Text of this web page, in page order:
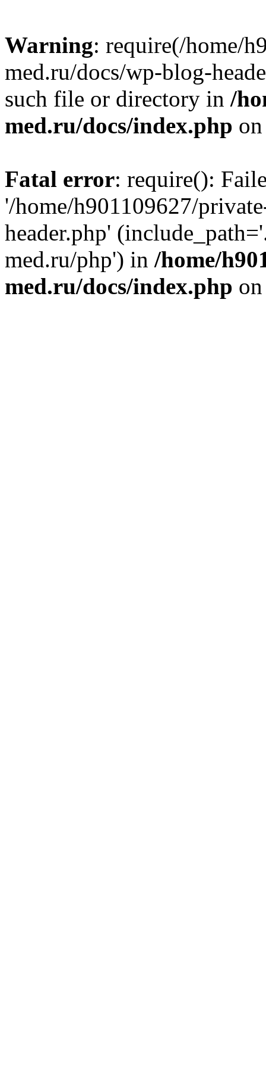
Warning: require(/home/
med.ru/docs/wp-blog-
such file or directory in /
med.ru/docs/index.php
Fatal error: require():
'/home/h901109627/
header.php'
med.ru/php') in /home/
med.ru/docs/index.php